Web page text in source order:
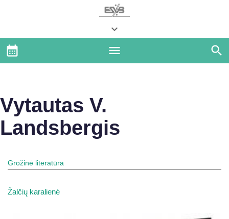
Vytautas V.
Landsbergis
Grožinė literatūra
Žalčių karalienė